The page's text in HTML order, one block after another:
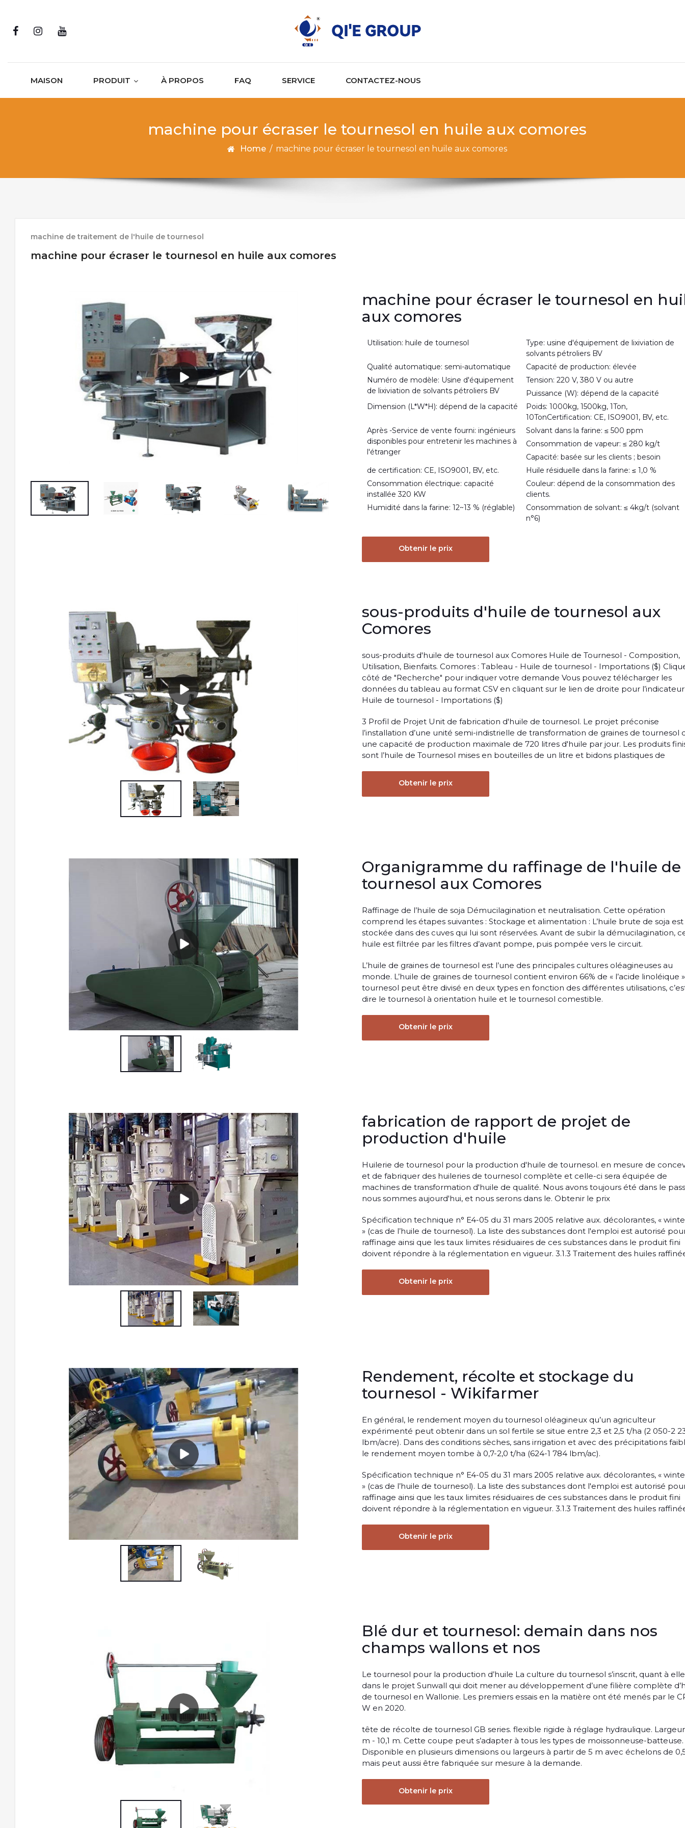
MAISON PRODUIT À PROPOS FAQ SERVICE CONTACTEZ-NOUS
machine pour écraser le tournesol en huile aux comores
Home / machine pour écraser le tournesol en huile aux comores
machine de traitement de l'huile de tournesol
machine pour écraser le tournesol en huile aux comores
machine pour écraser le tournesol en
aux comores
Utilisation: huile de tournesol
Type: usine d'équipement de lixiviation de
solvants pétroliers BV
Qualité automatique: semi-automatique
Capacité de production: élevée
Numéro de modèle: Usine d'équipement
de lixiviation de solvants pétroliers BV
Tension: 220 V, 380 V ou autre
Puissance (W): dépend de la capacité
Dimension (L*W*H): dépend de la capacité
Poids: 1000kg, 1500kg, 1Ton,
10TonCertification: CE, ISO9001, BV, etc.
Après -Service de vente fourni: ingénieurs
disponibles pour entretenir les machines à
l'étranger
Solvant dans la farine: ≤ 500 ppm
Consommation de vapeur: ≤ 280 kg/t
Capacité: basée sur les clients ; besoin
de certification: CE, ISO9001, BV, etc.
Huile résiduelle dans la farine: ≤ 1,0 %
Consommation électrique: capacité
installée 320 KW
Couleur: dépend de la consommation des
clients.
Humidité dans la farine: 12~13 % (réglable)
Consommation de solvant: ≤ 4kg/t (solvant
n°6)
Obtenir le prix
sous-produits d'huile de tournesol aux
Comores
sous-produits d'huile de tournesol aux Comores Huile de Tournesol - Composition,
Utilisation, Bienfaits. Comores : Tableau - Huile de tournesol - Importations ($)
côté de "Recherche" pour indiquer votre demande Vous pouvez télécharger les
données du tableau au format CSV en cliquant sur le lien de droite pour l’indicateur
Huile de tournesol - Importations ($)
3 Profil de Projet Unit de fabrication d'huile de tournesol. Le projet préconise
l’installation d’une unité semi-indistrielle de transformation de graines de tournesol
une capacité de production maximale de 720 litres d'huile par jour. Les produits
sont l’huile de Tournesol mises en bouteilles de un litre et bidons plastiques de
Obtenir le prix
Organigramme du raffinage de l'huile de
tournesol aux Comores
Raffinage de l’huile de soja Démucilagination et neutralisation. Cette opération
comprend les étapes suivantes : Stockage et alimentation : L’huile brute de soja est
stockée dans des cuves qui lui sont réservées. Avant de subir la démucilagination,
huile est filtrée par les filtres d’avant pompe, puis pompée vers le circuit.
L’huile de graines de tournesol est l’une des principales cultures oléagineuses au
monde. L’huile de graines de tournesol contient environ 66% de « l’acide linoléique
tournesol peut être divisé en deux types en fonction des différentes utilisations,
dire le tournesol à orientation huile et le tournesol comestible.
Obtenir le prix
fabrication de rapport de projet de
production d'huile
Huilerie de tournesol pour la production d'huile de tournesol. en mesure de
et de fabriquer des huileries de tournesol complète et celle-ci sera équipée de
machines de transformation d'huile de qualité. Nous avons toujours été dans le
nous sommes aujourd'hui, et nous serons dans le. Obtenir le prix
Spécification technique n° E4-05 du 31 mars 2005 relative aux. décolorantes, «
» (cas de l’huile de tournesol). La liste des substances dont l'emploi est autorisé
raffinage ainsi que les taux limites résiduaires de ces substances dans le produit fini
doivent répondre à la réglementation en vigueur. 3.1.3 Traitement des huiles
Obtenir le prix
Rendement, récolte et stockage du
tournesol - Wikifarmer
En général, le rendement moyen du tournesol oléagineux qu’un agriculteur
expérimenté peut obtenir dans un sol fertile se situe entre 2,3 et 2,5 t/ha (2 050-2
lbm/acre). Dans des conditions sèches, sans irrigation et avec des précipitations
le rendement moyen tombe à 0,7-2,0 t/ha (624-1 784 lbm/ac).
Spécification technique n° E4-05 du 31 mars 2005 relative aux. décolorantes, «
» (cas de l’huile de tournesol). La liste des substances dont l'emploi est autorisé
raffinage ainsi que les taux limites résiduaires de ces substances dans le produit fini
doivent répondre à la réglementation en vigueur. 3.1.3 Traitement des huiles
Obtenir le prix
Blé dur et tournesol: demain dans nos
champs wallons et nos
Le tournesol pour la production d’huile La culture du tournesol s’inscrit, quant à
dans le projet Sunwall qui doit mener au développement d’une filière complète
de tournesol en Wallonie. Les premiers essais en la matière ont été menés par le
W en 2020.
tête de récolte de tournesol GB series. flexible rigide à réglage hydraulique.
m - 10,1 m. Cette coupe peut s’adapter à tous les types de moissonneuse-batteuse.
Disponible en plusieurs dimensions ou largeurs à partir de 5 m avec échelons de
mais peut aussi être fabriquée sur mesure à la demande.
Obtenir le prix